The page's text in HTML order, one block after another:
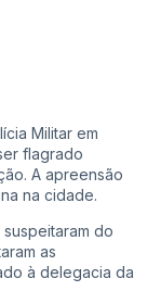
Militar em
flagrado
A apreensão
na cidade.
do
as
à delegacia da